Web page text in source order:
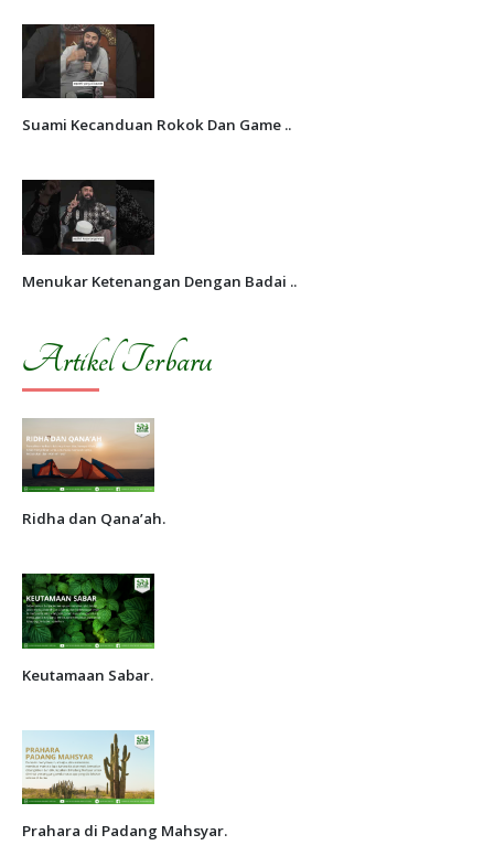
Suami Kecanduan Rokok Dan Game ..
Menukar Ketenangan Dengan Badai ..
Artikel Terbaru
Ridha dan Qana’ah.
Keutamaan Sabar.
Prahara di Padang Mahsyar.